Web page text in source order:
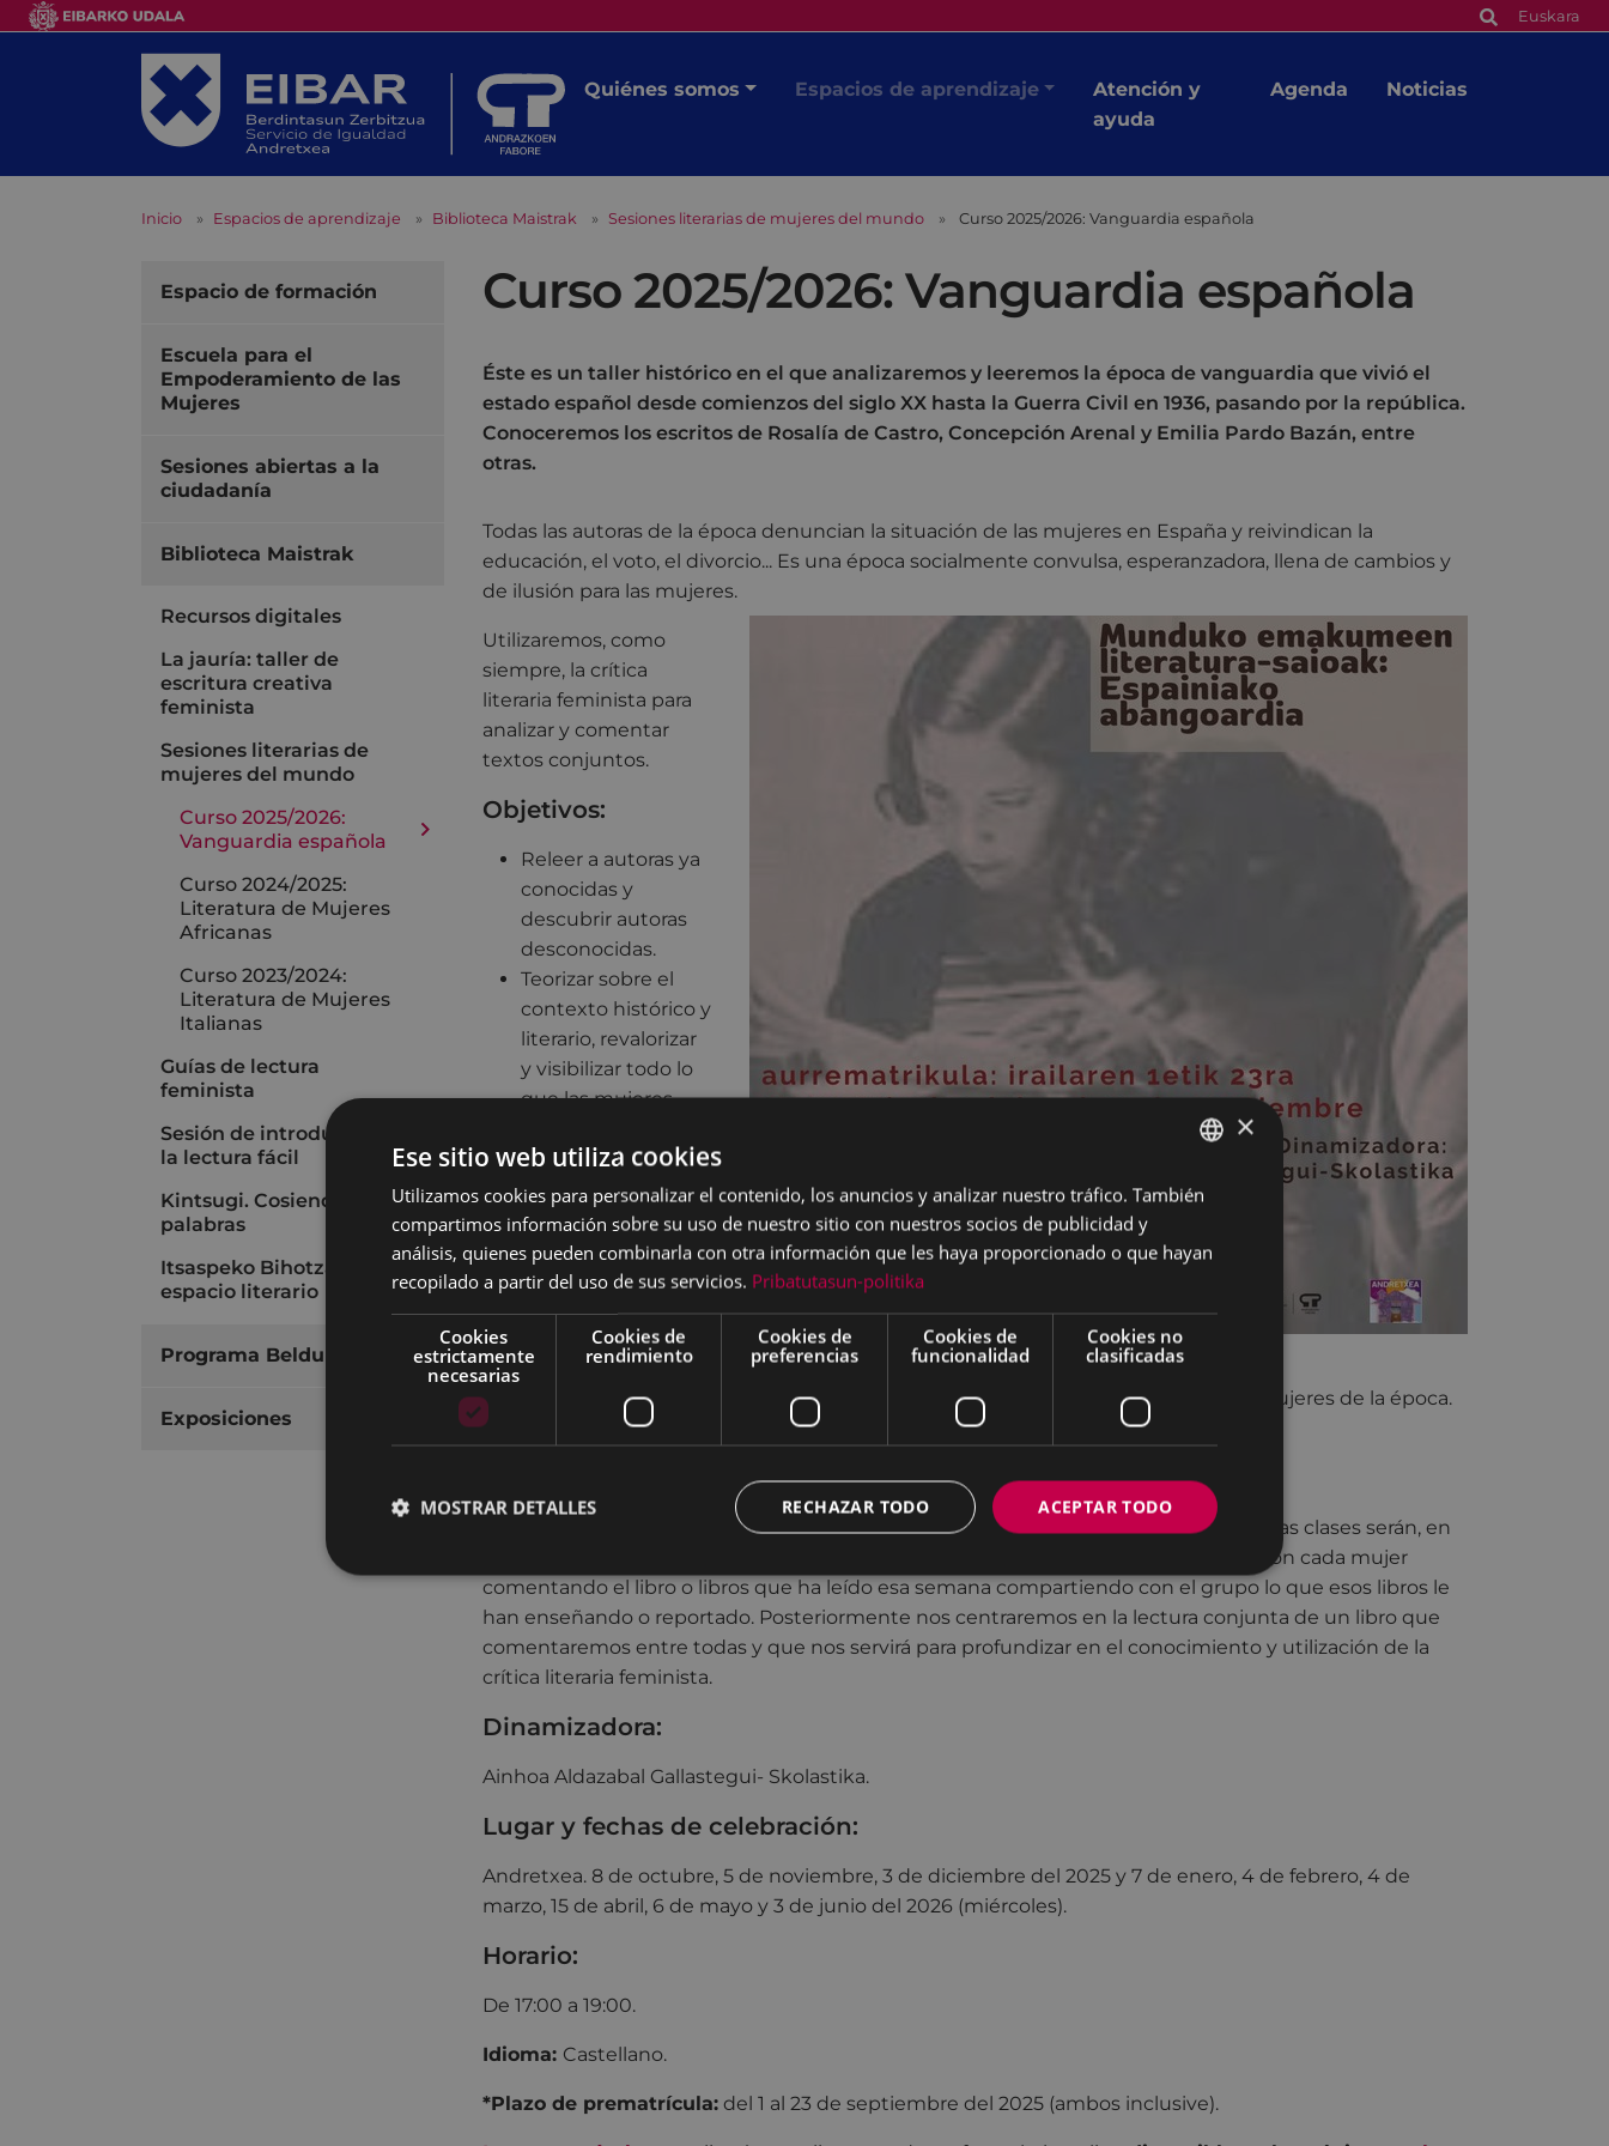
Euskara
Quiénes somos Espacios de aprendizaje
Atención y
ayuda
Agenda Noticias
Inicio Espacios de aprendizaje Biblioteca Maistrak Sesiones literarias de mujeres del mundo Curso 2025/2026: Vanguardia española
Curso 2025/2026: Vanguardia española
Éste es un taller histórico en el que analizaremos y leeremos la época de vanguardia que vivió el
estado español desde comienzos del siglo XX hasta la Guerra Civil en 1936, pasando por la república.
Conoceremos los escritos de Rosalía de Castro, Concepción Arenal y Emilia Pardo Bazán, entre
otras.
Todas las autoras de la época denuncian la situación de las mujeres en España y reivindican la
educación, el voto, el divorcio... Es una época socialmente convulsa, esperanzadora, llena de cambios y
de ilusión para las mujeres.
Utilizaremos, como
siempre, la crítica
literaria feminista para
analizar y comentar
textos conjuntos.
Objetivos:
Releer a autoras ya
conocidas y
descubrir autoras
desconocidas.
Teorizar sobre el
contexto histórico y
literario, revalorizar
y visibilizar todo lo
que las mujeres
cambio social y a la
república.
Adquirir
herramientas de
crítica literaria
feminista para
analizar los libros,
crear un espacio
para reflexionar y debatir sobre la situación política, económica y social de las mujeres de la época.
Seguir estimulando el placer por la lectura.
La metodología intentará ser amena y participativa como en anteriores ocasiones. Las clases serán, en
general, teórico-practicas. Desde el principio del seminario, cada sesión comienza con cada mujer
comentando el libro o libros que ha leído esa semana compartiendo con el grupo lo que esos libros le
han enseñando o reportado. Posteriormente nos centraremos en la lectura conjunta de un libro que
comentaremos entre todas y que nos servirá para profundizar en el conocimiento y utilización de la
crítica literaria feminista.
Dinamizadora:
Ainhoa Aldazabal Gallastegui- Skolastika.
Lugar y fechas de celebración:
Andretxea. 8 de octubre, 5 de noviembre, 3 de diciembre del 2025 y 7 de enero, 4 de febrero, 4 de
marzo, 15 de abril, 6 de mayo y 3 de junio del 2026 (miércoles).
Horario:
De 17:00 a 19:00.
Idioma: Castellano.
*Plazo de prematrícula: del 1 al 23 de septiembre del 2025 (ambos inclusive).
Espacio de formación
Escuela para el
Empoderamiento de las
Mujeres
Sesiones abiertas a la
ciudadanía
Biblioteca Maistrak
Recursos digitales
La jauría: taller de
escritura creativa
feminista
Sesiones literarias de
mujeres del mundo
Curso 2025/2026:
Vanguardia española
Curso 2024/2025:
Literatura de Mujeres
Africanas
Curso 2023/2024:
Literatura de Mujeres
Italianas
Guías de lectura
feminista
Sesión de introducción a
la lectura fácil
Kintsugi. Cosiendo
palabras
Itsaspeko Bihotzak
espacio literario
Programa Beldur Barik
Exposiciones
BASQUE
×
Ese sitio web utiliza cookies
Utilizamos cookies para personalizar el contenido, los anuncios y analizar nuestro tráfico. También
compartimos información sobre su uso de nuestro sitio con nuestros socios de publicidad y
análisis, quienes pueden combinarla con otra información que les haya proporcionado o que hayan
recopilado a partir del uso de sus servicios. Pribatutasun-politika
Cookies
estrictamente
necesarias
Cookies de
rendimiento
Cookies de
preferencias
Cookies de
funcionalidad
Cookies no
clasificadas
ACEPTAR TODO
RECHAZAR TODO
MOSTRAR DETALLES